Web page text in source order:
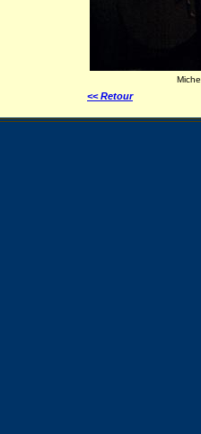
<< Retour